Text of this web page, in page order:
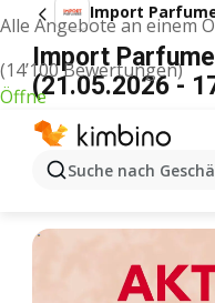
Alle Angebote an einem
(14’100 Bewertungen)
Öffne
Suche nach
Import
Import
(21.05.2026 -